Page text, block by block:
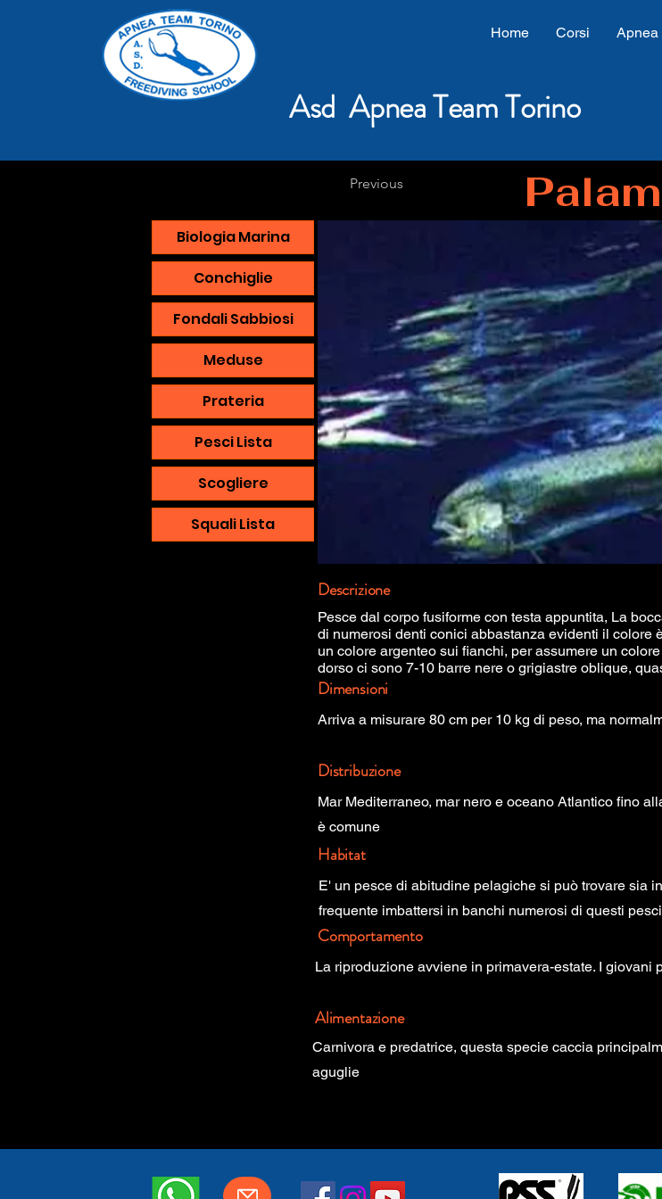
Home Corsi Apnea
Asd Apnea Team Torino
Biologia Marina
Conchiglie
Fondali Sabbiosi
Meduse
Prateria
Pesci Lista
Scogliere
Squali Lista
Previous
Descrizione
Pesce dal corpo fusiforme con testa appuntita, La
di numerosi denti conici abbastanza evidenti il colore
un colore argenteo sui fianchi, per assumere un
dorso ci sono 7-10 barre nere o grigiastre oblique,
Dimensioni
Arriva a misurare 80 cm per 10 kg di peso, ma
Distribuzione
Mar Mediterraneo, mar nero e oceano Atlantico fino
è comune
Habitat
E' un pesce di abitudine pelagiche si può trovare sia
frequente imbattersi in banchi numerosi di questi
Comportamento
La riproduzione avviene in primavera-estate. I giovani
Alimentazione
Carnivora e predatrice, questa specie caccia
aguglie